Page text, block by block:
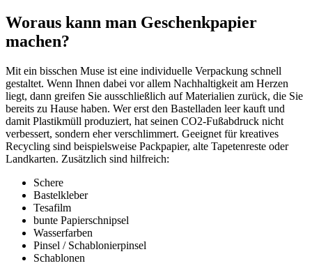
Woraus kann man Geschenkpapier
machen?
Mit ein bisschen Muse ist eine individuelle Verpackung schnell
gestaltet. Wenn Ihnen dabei vor allem Nachhaltigkeit am Herzen
liegt, dann greifen Sie ausschließlich auf Materialien zurück, die Sie
bereits zu Hause haben. Wer erst den Bastelladen leer kauft und
damit Plastikmüll produziert, hat seinen CO2-Fußabdruck nicht
verbessert, sondern eher verschlimmert. Geeignet für kreatives
Recycling sind beispielsweise Packpapier, alte Tapetenreste oder
Landkarten. Zusätzlich sind hilfreich:
Schere
Bastelkleber
Tesafilm
bunte Papierschnipsel
Wasserfarben
Pinsel / Schablonierpinsel
Schablonen